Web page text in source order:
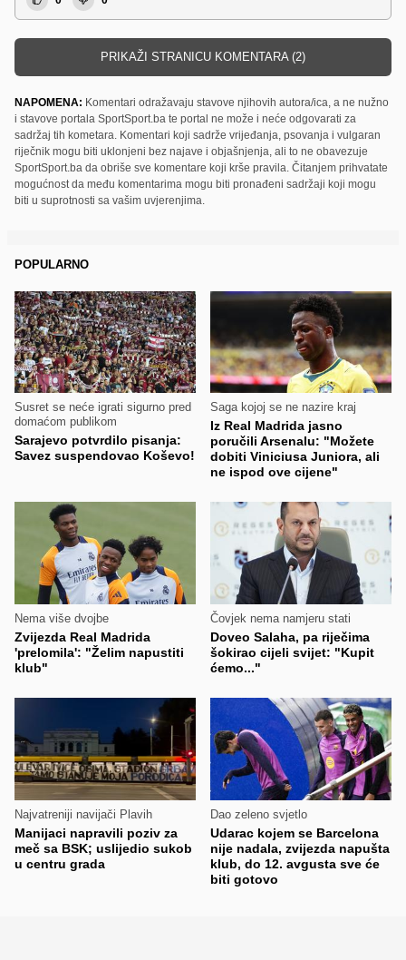
PRIKAŽI STRANICU KOMENTARA (2)
NAPOMENA: Komentari odražavaju stavove njihovih autora/ica, a ne nužno
i stavove portala SportSport.ba te portal ne može i neće odgovarati za
sadržaj tih kometara. Komentari koji sadrže vrijeđanja, psovanja i vulgaran
riječnik mogu biti uklonjeni bez najave i objašnjenja, ali to ne obavezuje
SportSport.ba da obriše sve komentare koji krše pravila. Čitanjem prihvatate
mogućnost da među komentarima mogu biti pronađeni sadržaji koji mogu
biti u suprotnosti sa vašim uvjerenjima.
POPULARNO
Susret se neće igrati sigurno pred
domaćom publikom
Sarajevo potvrdilo pisanja:
Savez suspendovao Koševo!
Saga kojoj se ne nazire kraj
Iz Real Madrida jasno
poručili Arsenalu: "Možete
dobiti Viniciusa Juniora, ali
ne ispod ove cijene"
Nema više dvojbe
Zvijezda Real Madrida
'prelomila': "Želim napustiti
klub"
Čovjek nema namjeru stati
Doveo Salaha, pa riječima
šokirao cijeli svijet: "Kupit
ćemo..."
Najvatreniji navijači Plavih
Manijaci napravili poziv za
meč sa BSK; uslijedio sukob
u centru grada
Dao zeleno svjetlo
Udarac kojem se Barcelona
nije nadala, zvijezda napušta
klub, do 12. avgusta sve će
biti gotovo